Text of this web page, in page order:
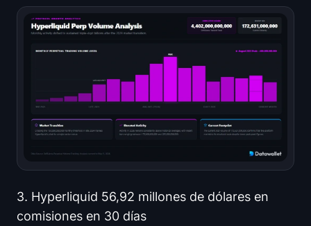
3. Hyperliquid 56,92 millones de dólares en
comisiones en 30 días